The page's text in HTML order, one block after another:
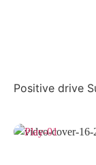
Positive drive